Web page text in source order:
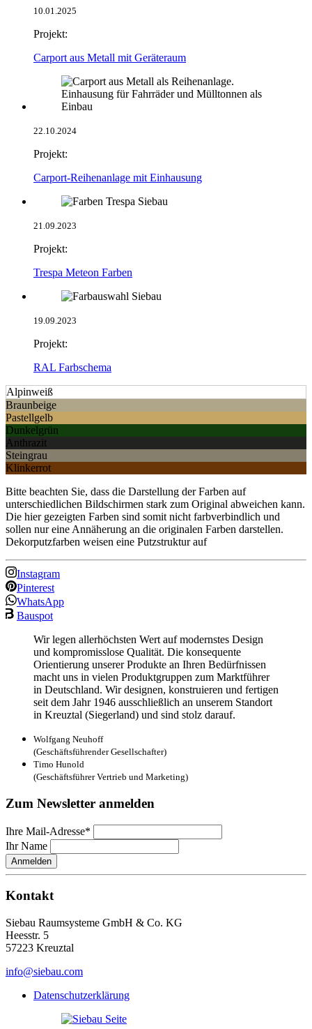
10.01.2025
Projekt:
Carport aus Metall mit Geräteraum
22.10.2024
Projekt:
Carport-Reihenanlage mit Einhausung
21.09.2023
Projekt:
Trespa Meteon Farben
19.09.2023
Projekt:
RAL Farbschema
Alpinweiß
Braunbeige
Pastellgelb
Dunkelgrün
Anthrazit
Steingrau
Klinkerrot
Bitte beachten Sie, dass die Darstellung der Farben auf
unterschiedlichen Bildschirmen stark zum Original abweichen kann.
Die hier gezeigten Farben sind somit nicht farbverbindlich und
sollen nur eine Annäherung an die originalen Farben darstellen.
Dekorputzfarben weisen eine Putzstruktur auf
Instagram
Pinterest
WhatsApp
Bauspot
Wir legen allerhöchsten Wert auf modernstes Design
und kompromisslose Qualität. Die konsequente
Orientierung unserer Produkte an Ihren Bedürfnissen
macht uns in vielen Produktgruppen zum Marktführer
in Deutschland. Wir designen, konstruieren und fertigen
seit dem Jahr 1946 ausschließlich an unserem Standort
in Kreuztal (Siegerland) und sind stolz darauf.
Wolfgang Neuhoff
(Geschäftsführender Gesellschafter)
Timo Hunold
(Geschäftsführer Vertrieb und Marketing)
Zum Newsletter anmelden
Ihre Mail-Adresse*
Ihr Name
Anmelden
Kontakt
Siebau Raumsysteme GmbH & Co. KG
Heesstr. 5
57223 Kreuztal
info@siebau.com
Datenschutzerklärung